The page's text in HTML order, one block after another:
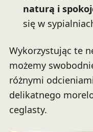
naturą i
się w
Wykorzystując te
możemy
różnymi
delikatnego
ceglasty.